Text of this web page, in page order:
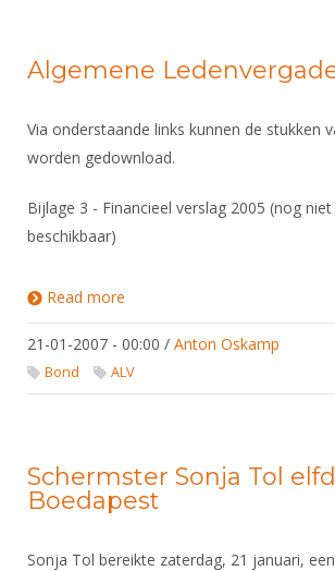
Algemene
Via onderstaande links kunnen de stukken
worden gedownload.
Bijlage 3 - Financieel verslag 2005 (nog
beschikbaar)
Read more
21-01-2007 - 00:00 / Anton Oskamp
Bond ALV
Schermster Sonja Tol
Boedapest
Sonja Tol bereikte zaterdag, 21 januari,